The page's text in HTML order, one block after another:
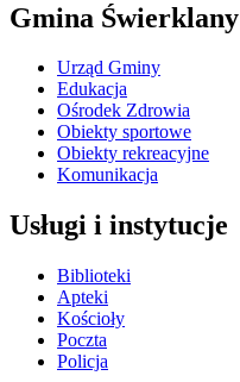
Gmina Świerklany
Urząd Gminy
Edukacja
Ośrodek Zdrowia
Obiekty sportowe
Obiekty rekreacyjne
Komunikacja
Usługi i instytucje
Biblioteki
Apteki
Kościoły
Poczta
Policja